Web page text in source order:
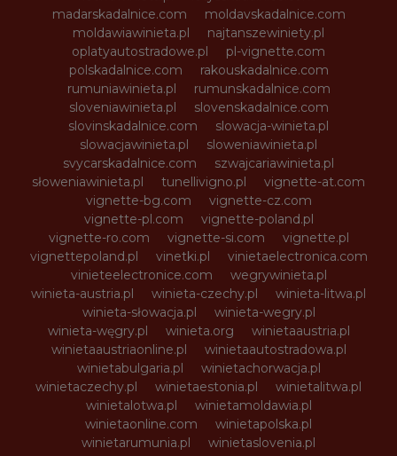
madarskadalnice.com
moldavskadalnice.com
moldawiawinieta.pl
najtanszewiniety.pl
oplatyautostradowe.pl
pl-vignette.com
polskadalnice.com
rakouskadalnice.com
rumuniawinieta.pl
rumunskadalnice.com
sloveniawinieta.pl
slovenskadalnice.com
slovinskadalnice.com
slowacja-winieta.pl
slowacjawinieta.pl
sloweniawinieta.pl
svycarskadalnice.com
szwajcariawinieta.pl
słoweniawinieta.pl
tunellivigno.pl
vignette-at.com
vignette-bg.com
vignette-cz.com
vignette-pl.com
vignette-poland.pl
vignette-ro.com
vignette-si.com
vignette.pl
vignettepoland.pl
vinetki.pl
vinietaelectronica.com
vinieteelectronice.com
wegrywinieta.pl
winieta-austria.pl
winieta-czechy.pl
winieta-litwa.pl
winieta-słowacja.pl
winieta-wegry.pl
winieta-węgry.pl
winieta.org
winietaaustria.pl
winietaaustriaonline.pl
winietaautostradowa.pl
winietabulgaria.pl
winietachorwacja.pl
winietaczechy.pl
winietaestonia.pl
winietalitwa.pl
winietalotwa.pl
winietamoldawia.pl
winietaonline.com
winietapolska.pl
winietarumunia.pl
winietaslovenia.pl